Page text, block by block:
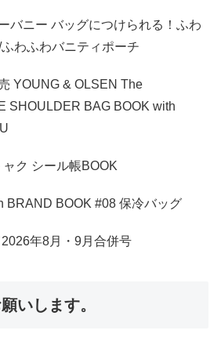
バニー バッグにつけられる！ふわ
わふわバニティポーチ
YOUNG & OLSEN The
SHOULDER BAG BOOK with
ャク シール帳BOOK
BRAND BOOK #08 保冷バッグ
2026年8月・9月合併号
いします。